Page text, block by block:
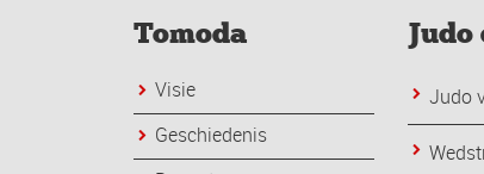
Tomoda
Visie
Geschiedenis
Judo
Judo